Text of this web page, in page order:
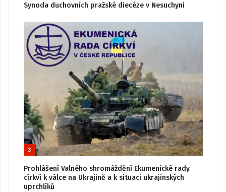
Synoda duchovních pražské diecéze v Nesuchyni
3
Prohlášení Valného shromáždění Ekumenické rady
církví k válce na Ukrajině a k situaci ukrajinských
uprchlíků